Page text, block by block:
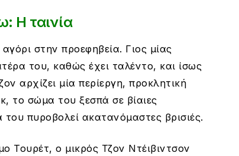
Η ταινία
στην προεφηβεία. Γιος μίας
του, καθώς έχει ταλέντο, και ίσως
αρχίζει μία περίεργη, προκλητική
το σώμα του ξεσπά σε βίαιες
πυροβολεί ακατανόμαστες βρισιές.
Τουρέτ, ο μικρός Τζον Ντέιβιντσον